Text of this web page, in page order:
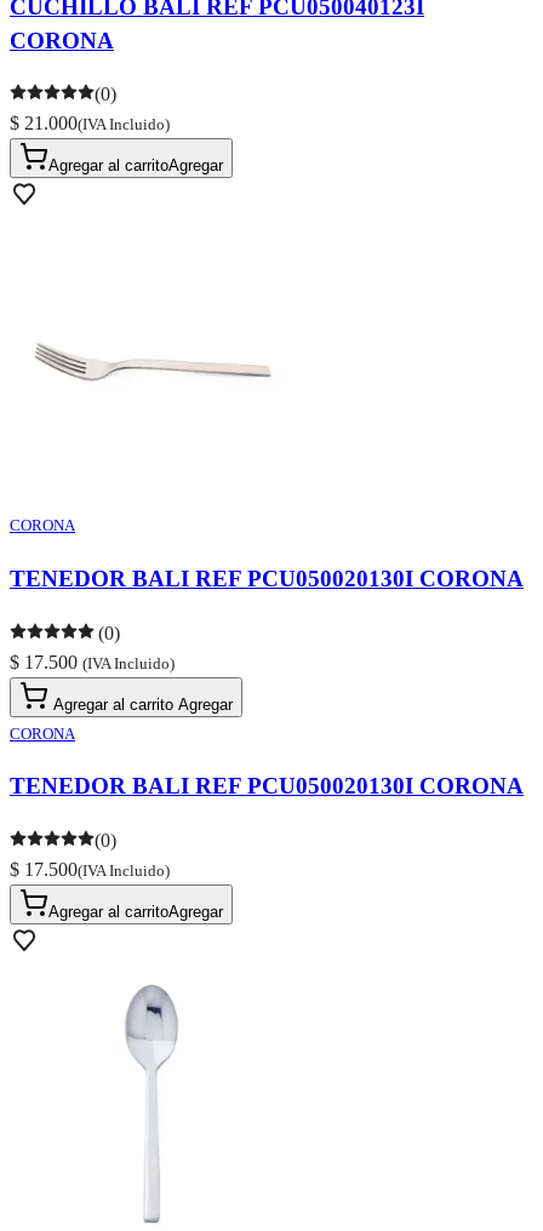
CUCHILLO BALI REF PCU050040123I
CORONA
(0)
$ 21.000(IVA Incluido)
Agregar al carritoAgregar
CORONA
TENEDOR BALI REF PCU050020130I CORONA
(0)
$ 17.500 (IVA Incluido)
Agregar al carrito Agregar
CORONA
TENEDOR BALI REF PCU050020130I CORONA
(0)
$ 17.500(IVA Incluido)
Agregar al carritoAgregar